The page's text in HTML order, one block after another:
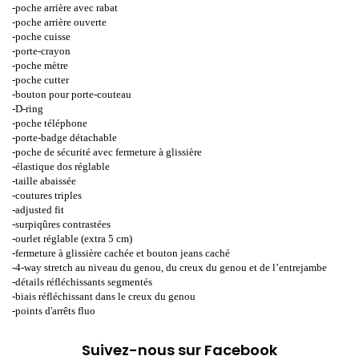
-poche arrière avec rabat
-poche arrière ouverte
-poche cuisse
-porte-crayon
-poche mètre
-poche cutter
-bouton pour porte-couteau
-D-ring
-poche téléphone
-porte-badge détachable
-poche de sécurité avec fermeture à glissière
-élastique dos réglable
-taille abaissée
-coutures triples
-adjusted fit
-surpiqûres contrastées
-ourlet réglable (extra 5 cm)
-fermeture à glissière cachée et bouton jeans caché
-4-way stretch au niveau du genou, du creux du genou et de l’entrejambe
-détails réfléchissants segmentés
-biais réfléchissant dans le creux du genou
-points d'arrêts fluo
Suivez-nous sur Facebook